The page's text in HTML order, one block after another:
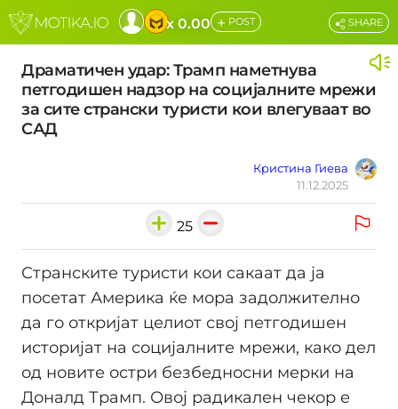
x 0.00 + POST
Драматичен удар: Трамп наметнува
петгодишен надзор на социјалните мрежи
за сите странски туристи кои влегуваат во
САД
Кристина Гиева
11.12.2025
SHARE
25
Странските туристи кои сакаат да ја
посетат Америка ќе мора задолжително
да го откријат целиот свој петгодишен
историјат на социјалните мрежи, како дел
од новите остри безбедносни мерки на
Доналд Трамп. Овој радикален чекор е